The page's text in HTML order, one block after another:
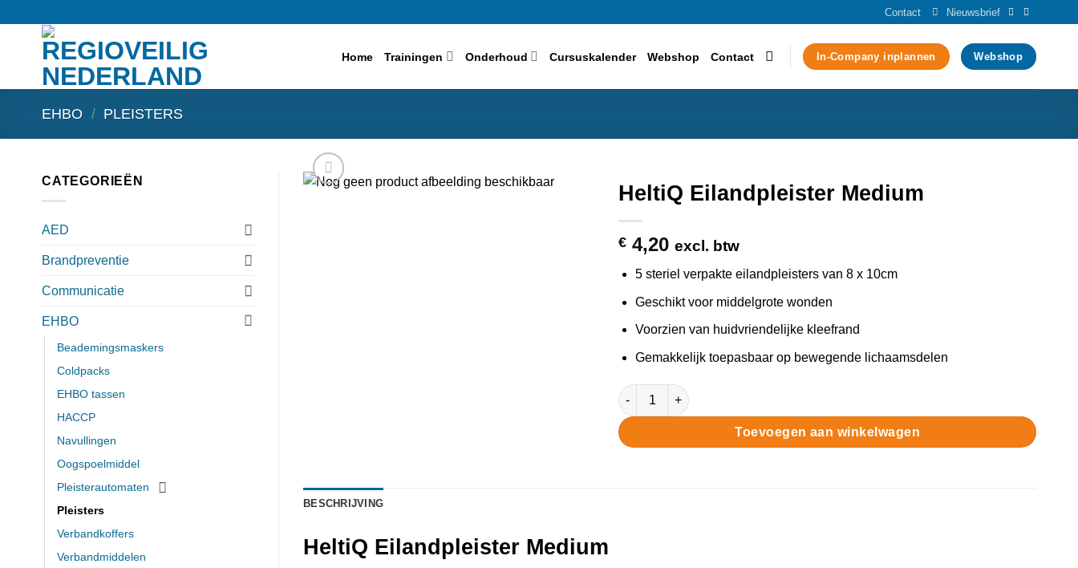
Contact Nieuwsbrief
Home Trainingen Onderhoud Cursuskalender Webshop Contact In-Company inplannen Webshop
EHBO / PLEISTERS
CATEGORIEËN
AED
Brandpreventie
Communicatie
EHBO
Beademingsmaskers
Coldpacks
EHBO tassen
HACCP
Navullingen
Oogspoelmiddel
Pleisterautomaten
Pleisters
Verbandkoffers
Verbandmiddelen
HeltiQ Eilandpleister Medium
€ 4,20 excl. btw
5 steriel verpakte eilandpleisters van 8 x 10cm
Geschikt voor middelgrote wonden
Voorzien van huidvriendelijke kleefrand
Gemakkelijk toepasbaar op bewegende lichaamsdelen
HeltiQ Eilandpleister Medium aantal
Toevoegen aan winkelwagen
BESCHRIJVING
HeltiQ Eilandpleister Medium